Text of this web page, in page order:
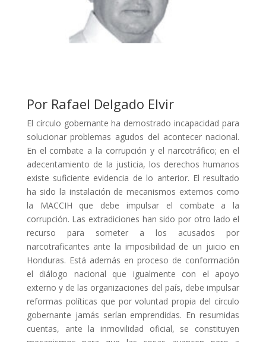
Por Rafael Delgado Elvir
El círculo gobernante ha demostrado incapacidad para
solucionar problemas agudos del acontecer nacional.
En el combate a la corrupción y el narcotráfico; en el
adecentamiento de la justicia, los derechos humanos
existe suficiente evidencia de lo anterior. El resultado
ha sido la instalación de mecanismos externos como
la MACCIH que debe impulsar el combate a la
corrupción. Las extradiciones han sido por otro lado el
recurso para someter a los acusados por
narcotraficantes ante la imposibilidad de un juicio en
Honduras. Está además en proceso de conformación
el diálogo nacional que igualmente con el apoyo
externo y de las organizaciones del país, debe impulsar
reformas políticas que por voluntad propia del círculo
gobernante jamás serían emprendidas. En resumidas
cuentas, ante la inmovilidad oficial, se constituyen